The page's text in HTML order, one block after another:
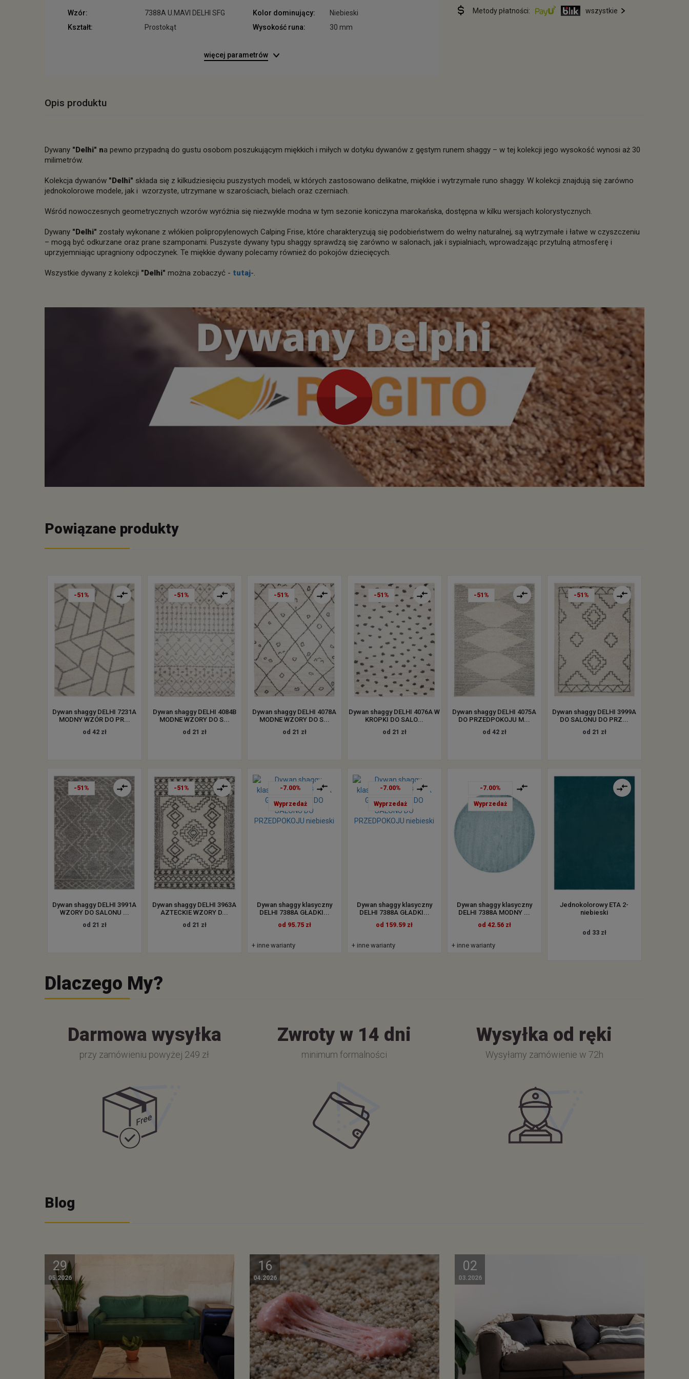
Wzór: 7388A U.MAVI DELHI SFG Kolor dominujący:
Niebieski
Kształt:
Prostokąt Wysokość runa: 30 mm
więcej parametrów
Metody płatności: wszystkie
Opis produktu
Dywany "Delhi" na pewno przypadną do gustu osobom poszukującym miękkich i miłych w dotyku dywanów z gęstym runem shaggy – w tej kolekcji jego wysokość wynosi aż 30
milimetrów.
Kolekcja dywanów "Delhi" składa się z kilkudziesięciu puszystych modeli, w których zastosowano delikatne, miękkie i wytrzymałe runo shaggy. W kolekcji znajdują się zarówno
jednokolorowe modele, jak i wzorzyste, utrzymane w szarościach, bielach oraz czerniach.
Wśród nowoczesnych geometrycznych wzorów wyróżnia się niezwykle modna w tym sezonie koniczyna marokańska, dostępna w kilku wersjach kolorystycznych.
Dywany "Delhi" zostały wykonane z włókien polipropylenowych Calping Frise, które charakteryzują się podobieństwem do wełny naturalnej, są wytrzymałe i łatwe w czyszczeniu
– mogą być odkurzane oraz prane szamponami. Puszyste dywany typu shaggy sprawdzą się zarówno w salonach, jak i sypialniach, wprowadzając przytulną atmosferę i
uprzyjemniając upragniony odpoczynek. Te miękkie dywany polecamy również do pokojów dziecięcych.
Wszystkie dywany z kolekcji "Delhi" można zobaczyć - tutaj-.
Powiązane produkty
-51%
Dywan shaggy DELHI 7231A
MODNY WZÓR DO PR...
od 42 zł
-51%
Dywan shaggy DELHI 4084B
MODNE WZORY DO S...
od 21 zł
-51%
Dywan shaggy DELHI 4078A
MODNE WZORY DO S...
od 21 zł
-51%
Dywan shaggy DELHI 4076A W
KROPKI DO SALO...
od 21 zł
-51%
Dywan shaggy DELHI 4075A
DO PRZEDPOKOJU M...
od 42 zł
-51%
Dywan shaggy DELHI 3999A
DO SALONU DO PRZ...
od 21 zł
-51%
Dywan shaggy DELHI 3991A
WZORY DO SALONU ...
od 21 zł
-51%
Dywan shaggy DELHI 3963A
AZTECKIE WZORY D...
od 21 zł
-7.00%
Wyprzedaż
Dywan shaggy klasyczny
DELHI 7388A GŁADKI...
od 95.75 zł
+ inne warianty
-7.00%
Wyprzedaż
Dywan shaggy klasyczny
DELHI 7388A GŁADKI...
od 159.59 zł
+ inne warianty
-7.00%
Wyprzedaż
Dywan shaggy klasyczny
DELHI 7388A MODNY ...
od 42.56 zł
+ inne warianty
Jednokolorowy ETA 2-
niebieski
od 33 zł
Dlaczego My?
Darmowa wysyłka
przy zamówieniu powyżej 249 zł
Zwroty w 14 dni
minimum formalności
Wysyłka od ręki
Wysyłamy zamówienie w 72h
Blog
29
05.2026
16
04.2026
02
03.2026